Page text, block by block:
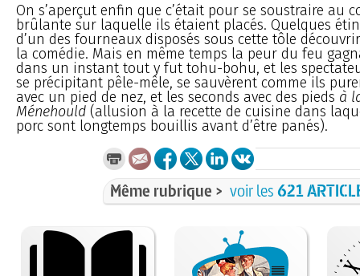
On s’aperçut enfin que c’était pour se soustraire au
brûlante sur laquelle ils étaient placés. Quelques
d’un des fourneaux disposés sous cette tôle
la comédie. Mais en même temps la peur du feu
dans un instant tout y fut tohu-bohu, et les
se précipitant pêle-mêle, se sauvèrent comme ils
avec un pied de nez, et les seconds avec des pieds à
Ménehould (allusion à la recette de cuisine dans
porc sont longtemps bouillis avant d’être panés).
Même rubrique > voir les621